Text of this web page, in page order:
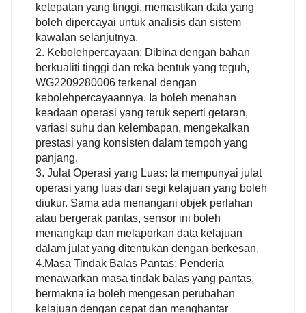
ketepatan yang tinggi, memastikan data yang
boleh dipercayai untuk analisis dan sistem
kawalan selanjutnya.
2. Kebolehpercayaan: Dibina dengan bahan
berkualiti tinggi dan reka bentuk yang teguh,
WG2209280006 terkenal dengan
kebolehpercayaannya. Ia boleh menahan
keadaan operasi yang teruk seperti getaran,
variasi suhu dan kelembapan, mengekalkan
prestasi yang konsisten dalam tempoh yang
panjang.
3. Julat Operasi yang Luas: Ia mempunyai julat
operasi yang luas dari segi kelajuan yang boleh
diukur. Sama ada menangani objek perlahan
atau bergerak pantas, sensor ini boleh
menangkap dan melaporkan data kelajuan
dalam julat yang ditentukan dengan berkesan.
4.Masa Tindak Balas Pantas: Penderia
menawarkan masa tindak balas yang pantas,
bermakna ia boleh mengesan perubahan
kelajuan dengan cepat dan menghantar